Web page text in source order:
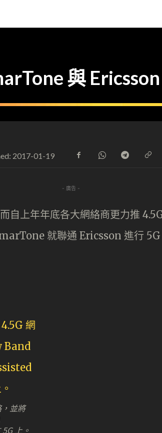
與
2017-01-19
- 廣告 -
自上年年底各大網絡商更力推
就聯通 Ericsson 進行
並將
上。